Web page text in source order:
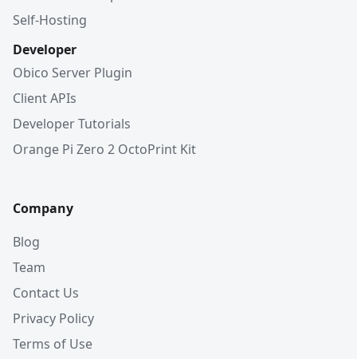
Self-Hosting
Developer
Obico Server Plugin
Client APIs
Developer Tutorials
Orange Pi Zero 2 OctoPrint Kit
Company
Blog
Team
Contact Us
Privacy Policy
Terms of Use